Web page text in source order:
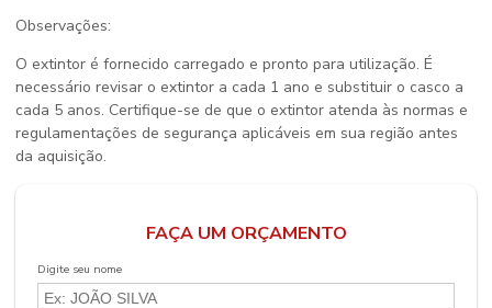
Observações:
O extintor é fornecido carregado e pronto para utilização. É
necessário revisar o extintor a cada 1 ano e substituir o casco a
cada 5 anos. Certifique-se de que o extintor atenda às normas e
regulamentações de segurança aplicáveis em sua região antes
da aquisição.
FAÇA UM ORÇAMENTO
Digite seu nome